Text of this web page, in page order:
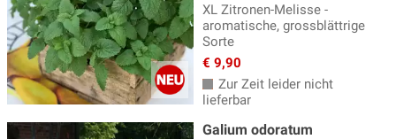
XL Zitronen-Melisse -
aromatische, grossblättrige
Sorte
€ 9,90
Zur Zeit leider nicht
lieferbar
Galium odoratum